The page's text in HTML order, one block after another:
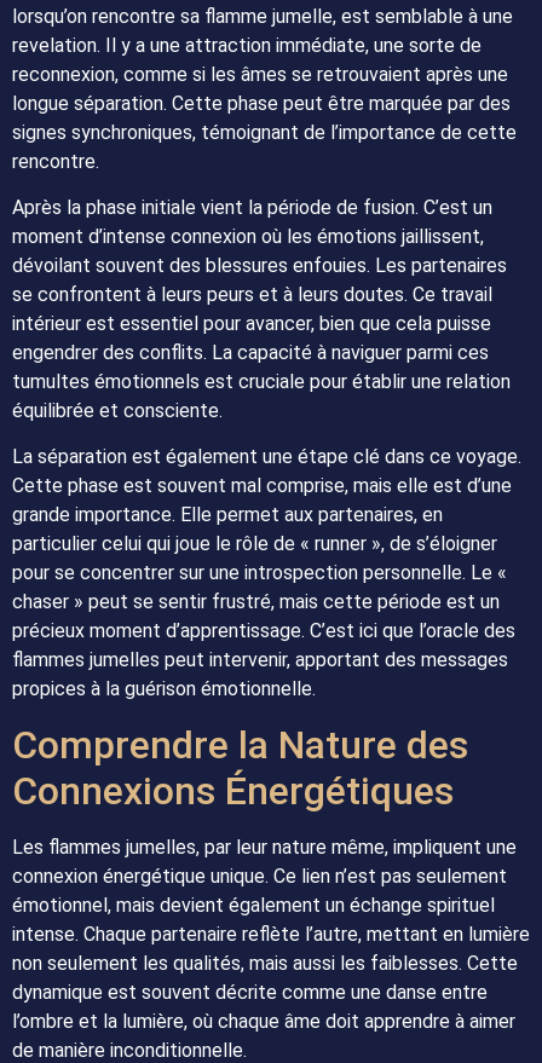
lorsqu’on rencontre sa flamme jumelle, est semblable à une
revelation. Il y a une attraction immédiate, une sorte de
reconnexion, comme si les âmes se retrouvaient après une
longue séparation. Cette phase peut être marquée par des
signes synchroniques, témoignant de l’importance de cette
rencontre.
Après la phase initiale vient la période de fusion. C’est un
moment d’intense connexion où les émotions jaillissent,
dévoilant souvent des blessures enfouies. Les partenaires
se confrontent à leurs peurs et à leurs doutes. Ce travail
intérieur est essentiel pour avancer, bien que cela puisse
engendrer des conflits. La capacité à naviguer parmi ces
tumultes émotionnels est cruciale pour établir une relation
équilibrée et consciente.
La séparation est également une étape clé dans ce voyage.
Cette phase est souvent mal comprise, mais elle est d’une
grande importance. Elle permet aux partenaires, en
particulier celui qui joue le rôle de « runner », de s’éloigner
pour se concentrer sur une introspection personnelle. Le «
chaser » peut se sentir frustré, mais cette période est un
précieux moment d’apprentissage. C’est ici que l’oracle des
flammes jumelles peut intervenir, apportant des messages
propices à la guérison émotionnelle.
Comprendre la Nature des
Connexions Énergétiques
Les flammes jumelles, par leur nature même, impliquent une
connexion énergétique unique. Ce lien n’est pas seulement
émotionnel, mais devient également un échange spirituel
intense. Chaque partenaire reflète l’autre, mettant en lumière
non seulement les qualités, mais aussi les faiblesses. Cette
dynamique est souvent décrite comme une danse entre
l’ombre et la lumière, où chaque âme doit apprendre à aimer
de manière inconditionnelle.